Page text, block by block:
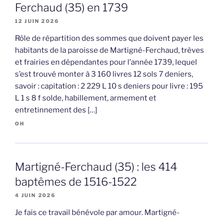
Ferchaud (35) en 1739
12 JUIN 2026
Rôle de répartition des sommes que doivent payer les
habitants de la paroisse de Martigné-Ferchaud, trèves
et frairies en dépendantes pour l’année 1739, lequel
s’est trouvé monter à 3 160 livres 12 sols 7 deniers,
savoir : capitation : 2 229 L 10 s deniers pour livre : 195
L 1 s 8 f solde, habillement, armement et
entretinnement des […]
OH
Martigné-Ferchaud (35) : les 414
baptêmes de 1516-1522
4 JUIN 2026
Je fais ce travail bénévole par amour. Martigné-